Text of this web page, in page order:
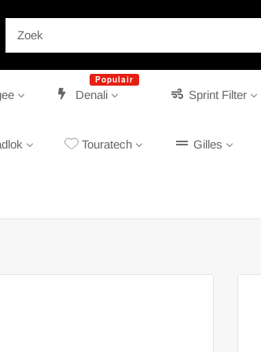
Denali
Populair
Sprint Filter
Touratech Gilles